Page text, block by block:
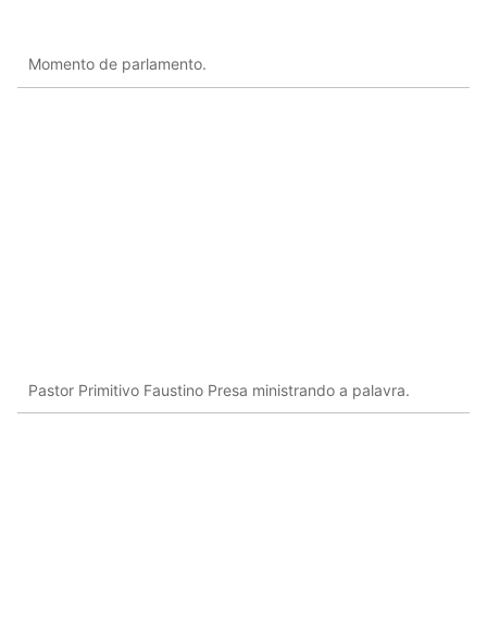
Momento de parlamento.
Pastor Primitivo Faustino Presa ministrando a palavra.